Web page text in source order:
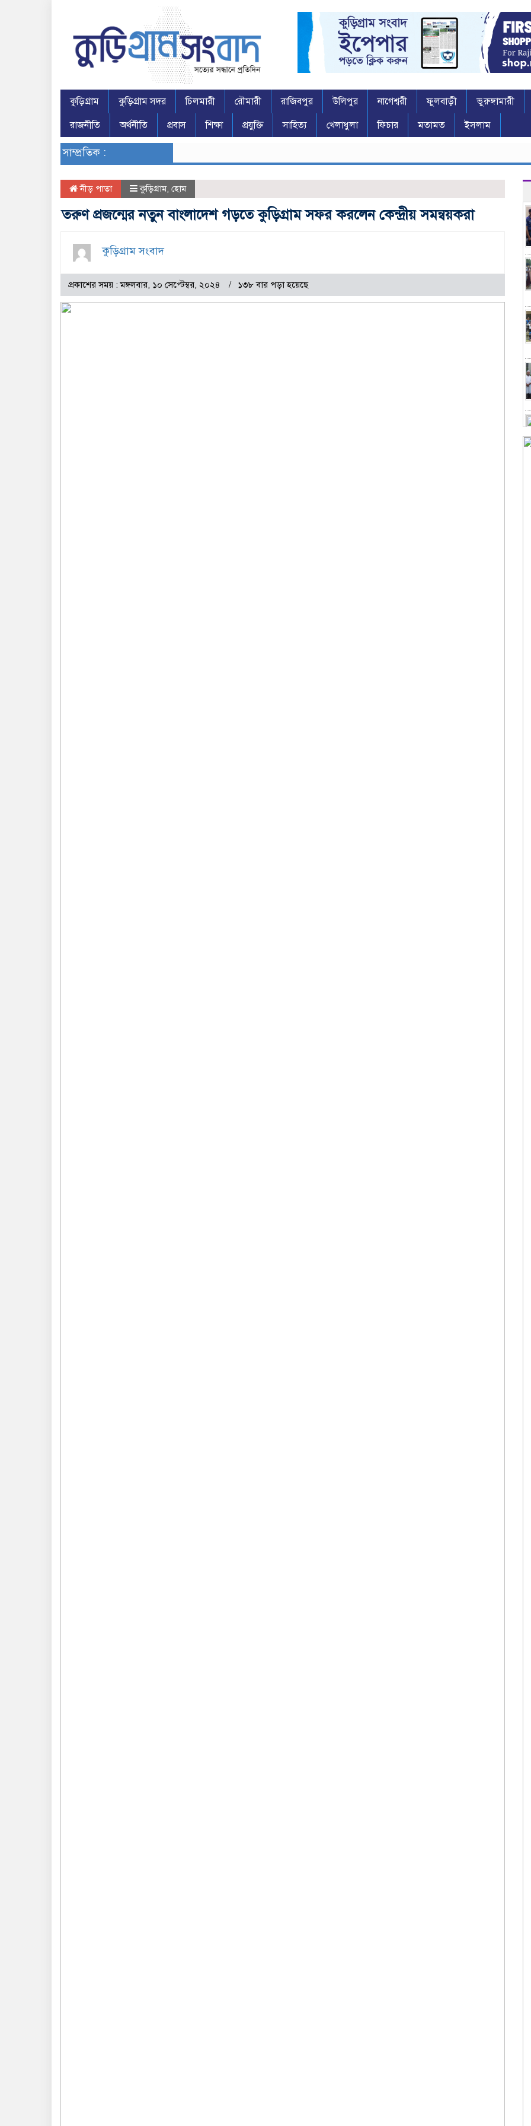
কুড়িগ্রাম কুড়িগ্রাম সদর চিলমারী রৌমারী রাজিবপুর উলিপুর নাগেশ্বরী ফুলবাড়ী ভুরুঙ্গামারী
রাজনীতি
অর্থনীতি প্রবাস শিক্ষা প্রযুক্তি সাহিত্য খেলাধুলা ফিচার মতামত ইসলাম
সাম্প্রতিক :
নীড় পাতা কুড়িগ্রাম, হোম
তরুণ প্রজন্মের নতুন বাংলাদেশ গড়তে কুড়িগ্রাম সফর করলেন কেন্দ্রীয় সমন্বয়করা
কুড়িগ্রাম সংবাদ
প্রকাশের সময় : মঙ্গলবার, ১০ সেপ্টেম্বর, ২০২৪ ১৩৮ বার পড়া হয়েছে